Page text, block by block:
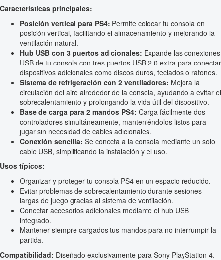
Características principales:
Posición vertical para PS4: Permite colocar tu consola en
posición vertical, facilitando el almacenamiento y mejorando la
ventilación natural.
Hub USB con 3 puertos adicionales: Expande las conexiones
USB de tu consola con tres puertos USB 2.0 extra para conectar
dispositivos adicionales como discos duros, teclados o ratones.
Sistema de refrigeración con 2 ventiladores: Mejora la
circulación del aire alrededor de la consola, ayudando a evitar el
sobrecalentamiento y prolongando la vida útil del dispositivo.
Base de carga para 2 mandos PS4: Carga fácilmente dos
controladores simultáneamente, manteniéndolos listos para
jugar sin necesidad de cables adicionales.
Conexión sencilla: Se conecta a la consola mediante un solo
cable USB, simplificando la instalación y el uso.
Usos típicos:
Organizar y proteger tu consola PS4 en un espacio reducido.
Evitar problemas de sobrecalentamiento durante sesiones
largas de juego gracias al sistema de ventilación.
Conectar accesorios adicionales mediante el hub USB
integrado.
Mantener siempre cargados tus mandos para no interrumpir la
partida.
Compatibilidad: Diseñado exclusivamente para Sony PlayStation 4.